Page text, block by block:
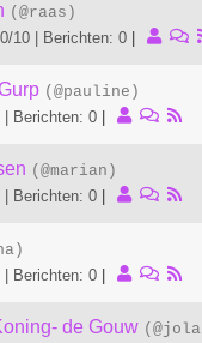
(@raas)
0/10 | Berichten: 0
(@pauline)
0/10 | Berichten: 0
(@marian)
0/10 | Berichten: 0
0/10 | Berichten: 0
de Gouw